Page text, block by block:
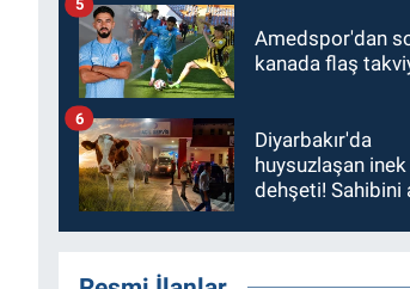
Amedspor'dan
kanada flaş
5
Diyarbakır'da
huysuzlaşan inek
dehşeti! Sahibini
6